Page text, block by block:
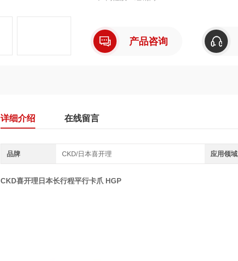
驱动与控制：由气压驱动，无需电气知识
产品咨询
详细介绍 在线留言
品牌 CKD/日本喜开理 应用领域
CKD喜开理日本长行程平行卡爪 HGP